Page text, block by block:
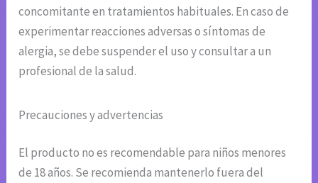
concomitante en tratamientos habituales. En caso de
experimentar reacciones adversas o síntomas de
alergia, se debe suspender el uso y consultar a un
profesional de la salud.
Precauciones y advertencias
El producto no es recomendable para niños menores
de 18 años. Se recomienda mantenerlo fuera del